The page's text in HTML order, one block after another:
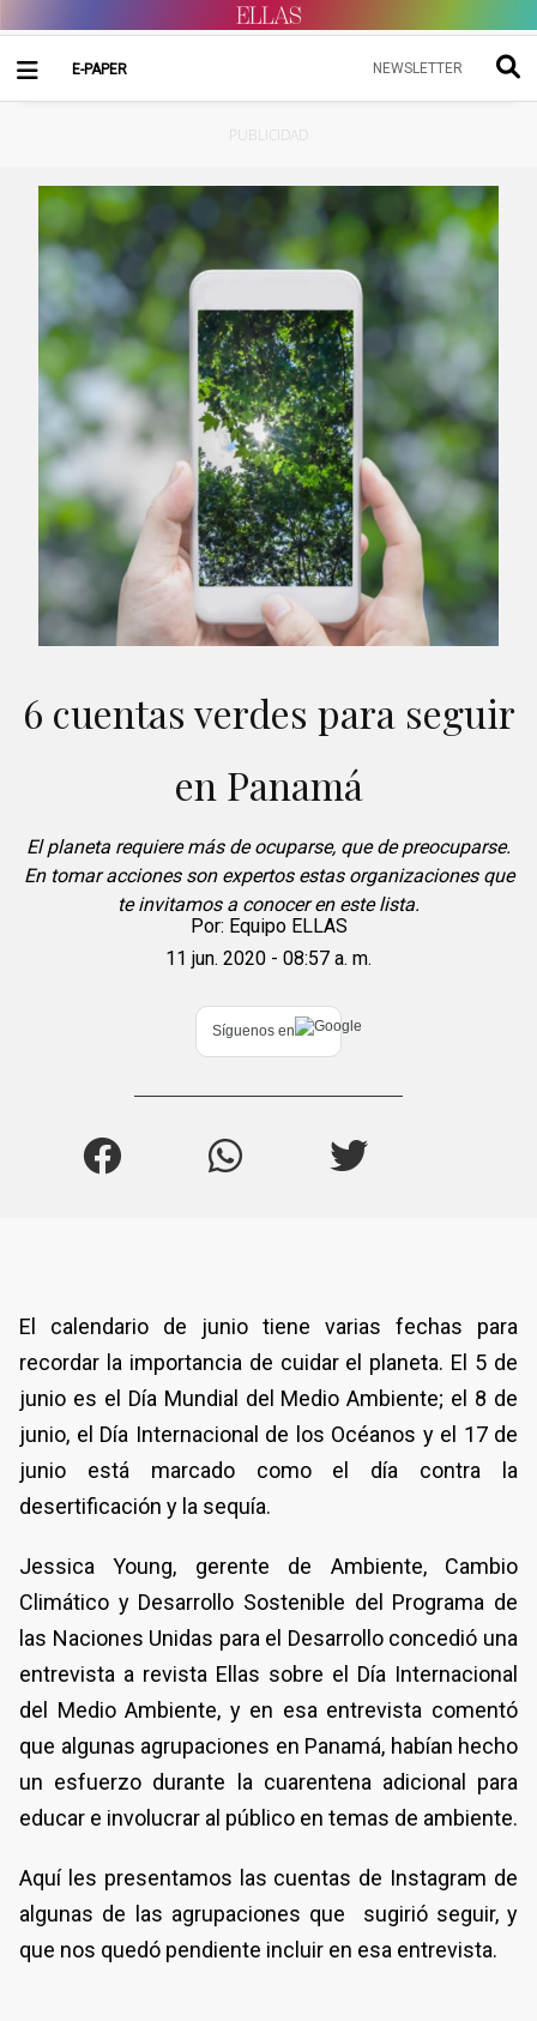
E-PAPER NEWSLETTER
PUBLICIDAD
6 cuentas verdes para seguir
en Panamá
El planeta requiere más de ocuparse, que de preocuparse.
En tomar acciones son expertos estas organizaciones que
te invitamos a conocer en este lista.
Por: Equipo ELLAS
11 jun. 2020 - 08:57 a. m.
Síguenos en
El calendario de junio tiene varias fechas para
recordar la importancia de cuidar el planeta. El 5 de
junio es el Día Mundial del Medio Ambiente; el 8 de
junio, el Día Internacional de los Océanos y el 17 de
junio está marcado como el día contra la
desertificación y la sequía.
Jessica Young, gerente de Ambiente, Cambio
Climático y Desarrollo Sostenible del Programa de
las Naciones Unidas para el Desarrollo concedió una
entrevista a revista Ellas sobre el Día Internacional
del Medio Ambiente, y en esa entrevista comentó
que algunas agrupaciones en Panamá, habían hecho
un esfuerzo durante la cuarentena adicional para
educar e involucrar al público en temas de ambiente.
Aquí les presentamos las cuentas de Instagram de
algunas de las agrupaciones que sugirió seguir, y
que nos quedó pendiente incluir en esa entrevista.